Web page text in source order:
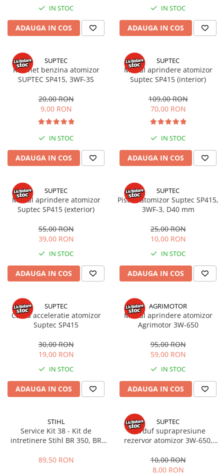
multifunctionale
Tocatoare de crengi si resturi
vegetale
Accesorii utilaje de gradina
Articole de bucatarie
Aparate de vidat
Masini de framantat aluat
Masini de taitei
Masini de tocat carne
Masini de umplut carnati
Storcatoare de rosii
Accesorii articole de bucatarie
Mobilier gradina
Piscine
Aparate de spalat cu presiune
Aspiratoare
Freze de zapada
Masini de maturat
Suflante & Aspiratoare frunze
Accesorii echipamente curatenie
Unelte de gradinarit
Dispozitive de imprastiat si
Lopeti pentru zapada
Roabe si carucioare
Sere si solarii
IN STOC
ADAUGA IN COS
IN STOC
ADAUGA IN COS
SUPTEC
Robinet benzina atomizor
SUPTEC SP415, 3WF-3S
20,00 RON
9,00 RON
IN STOC
ADAUGA IN COS
SUPTEC
Modul aprindere atomizor
Suptec SP415 (interior)
109,00 RON
70,00 RON
IN STOC
ADAUGA IN COS
SUPTEC
Modul aprindere atomizor
Suptec SP415 (exterior)
55,00 RON
39,00 RON
IN STOC
ADAUGA IN COS
SUPTEC
Piston atomizor Suptec SP415,
3WF-3, D40 mm
25,00 RON
10,00 RON
IN STOC
ADAUGA IN COS
SUPTEC
Cablu acceleratie atomizor
Suptec SP415
30,00 RON
19,00 RON
IN STOC
ADAUGA IN COS
AGRIMOTOR
Modul aprindere atomizor
Agrimotor 3W-650
95,00 RON
59,00 RON
IN STOC
ADAUGA IN COS
STIHL
Service Kit 38 - Kit de
intretinere Stihl BR 350, BR
89,50 RON
SUPTEC
Burduf suprapresiune
rezervor atomizor 3W-650,
10,00 RON
8,00 RON